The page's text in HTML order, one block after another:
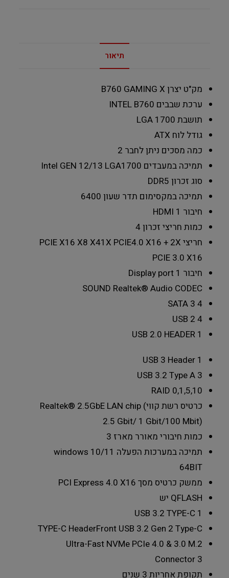
תיאור
מק"ט יצרן B760 GAMING X
ערכת שבבים INTEL B760
תושבת LGA 1700
גודל לוח ATX
כמה מסכים ניתן לחבר 2
תמיכה במעבדים Intel GEN 12/13 LGA1700
סוג זכרון DDR5
תמיכה במקסימום תדר שעון 6400
חיבור HDMI 1
כמות חריצי זכרון4
חריצי PCIE X16 X8 X4 1X PCIE4.0 X16 + 2X
PCIE 3.0 X16
חיבור Display port 1
SOUND Realtek® Audio CODEC
SATA 3 4
USB 2 4
USB 2.0 HEADER 1
USB 3 Header 1
USB 3.2 Type A 3
RAID 0,1,5,10
כרטיס רשת קוויRealtek® 2.5GbE LAN chip (
2.5 Gbit/ 1 Gbit/100 Mbit)
כמות חיבורי מאורר מארז 3
תמיכה במערכות הפעלה windows 10/11
64BIT
ממשק כרטיס מסך PCI Express 4.0 X16
QFLASH יש
USB 3.2 TYPE-C 1
TYPE-C HeaderFront USB 3.2 Gen 2 Type-C
Ultra-Fast NVMe PCIe 4.0 & 3.0 M.2
Connector 3
תקופת אחריות 3 שנים